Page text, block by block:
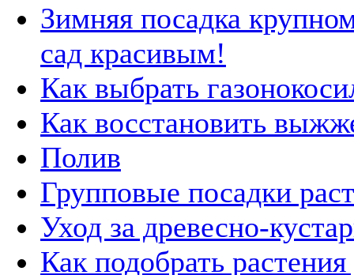
Зимняя посадка
сад красивым!
Как выбрать
Как восстановить
Полив
Групповые посадки
Уход за древесно-
Как подобрать